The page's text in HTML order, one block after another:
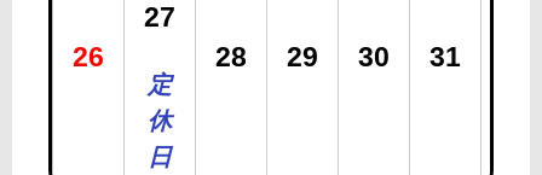
26
27
定
休
日
28 29 30 31